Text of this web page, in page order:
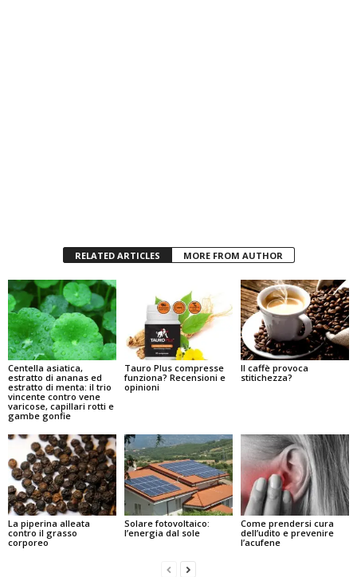
RELATED ARTICLES MORE FROM AUTHOR
Centella asiatica,
estratto di ananas ed
estratto di menta: il trio
vincente contro vene
varicose, capillari rotti e
gambe gonfie
Tauro Plus compresse
funziona? Recensioni e
opinioni
Il caffè provoca
stitichezza?
La piperina alleata
contro il grasso
corporeo
Solare fotovoltaico:
l’energia dal sole
Come prendersi cura
dell’udito e prevenire
l’acufene